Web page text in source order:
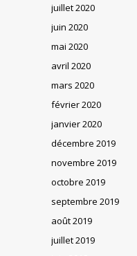
juillet 2020
juin 2020
mai 2020
avril 2020
mars 2020
février 2020
janvier 2020
décembre 2019
novembre 2019
octobre 2019
septembre 2019
août 2019
juillet 2019